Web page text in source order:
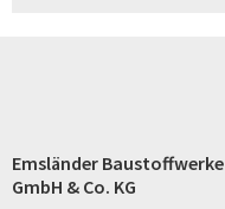
Emsländer Baustoffwerke
GmbH & Co. KG